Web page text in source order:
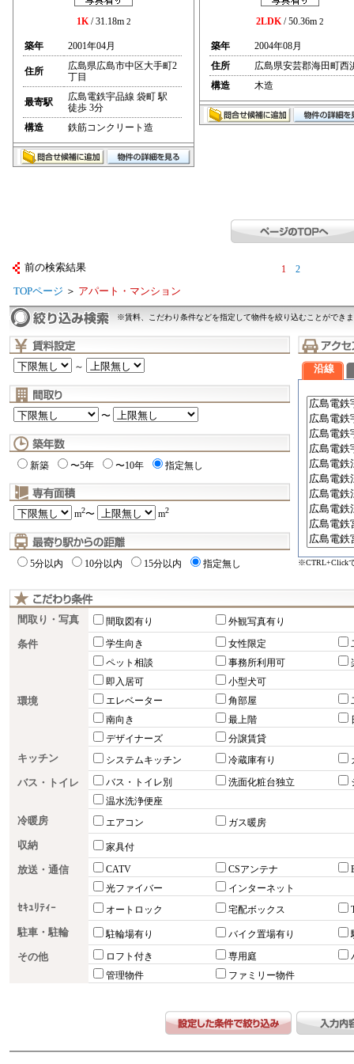
1K/ 31.18m 2
築年 2001年04月
住所
広島県広島市中区大手町2
丁目
最寄駅
広島電鉄宇品線 袋町 駅
徒歩 3分
構造
鉄筋コンクリート造
2LDK/ 50.36m 2
築年
2004年08月
住所
広島県安芸郡海田町西
構造
木造
前の検索結果 1 2
TOPページ ＞ アパート・マンション
※賃料、こだわり条件などを指定して物件を絞り込むことができ
～
〜
新築 〜5年 〜10年 指定無し
m2〜 m2
5分以内 10分以内 15分以内 指定無し
沿線
※CTRL+Click
間取り・写真 間取図有り 外観写真有り
条件 学生向き 女性限定
ペット相談
事務所利用可
即入居可
小型犬可
環境 エレベーター 角部屋
南向き
最上階
デザイナーズ
分譲賃貸
キッチン システムキッチン 冷蔵庫有り
バス・トイレ バス・トイレ別 洗面化粧台独立
温水洗浄便座
冷暖房 エアコン ガス暖房
収納 家具付
放送・通信 CATV CSアンテナ
光ファイバー
インターネット
ｾｷｭﾘﾃｨｰ オートロック 宅配ボックス
駐車・駐輪 駐輪場有り バイク置場有り
その他 ロフト付き 専用庭
管理物件
ファミリー物件